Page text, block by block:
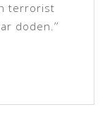
terrorist
doden.’’